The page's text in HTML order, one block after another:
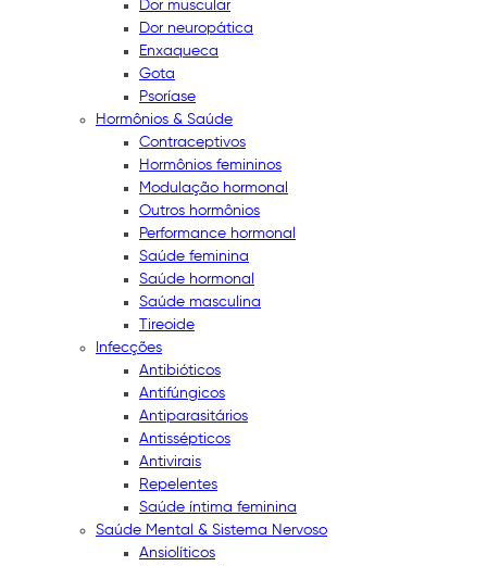
Dor muscular
Dor neuropática
Enxaqueca
Gota
Psoríase
Hormônios & Saúde
Contraceptivos
Hormônios femininos
Modulação hormonal
Outros hormônios
Performance hormonal
Saúde feminina
Saúde hormonal
Saúde masculina
Tireoide
Infecções
Antibióticos
Antifúngicos
Antiparasitários
Antissépticos
Antivirais
Repelentes
Saúde íntima feminina
Saúde Mental & Sistema Nervoso
Ansiolíticos